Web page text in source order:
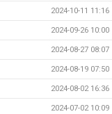
2024-10-11 11:16
2024-09-26 10:00
2024-08-27 08:07
2024-08-19 07:50
2024-08-02 16:36
2024-07-02 10:09